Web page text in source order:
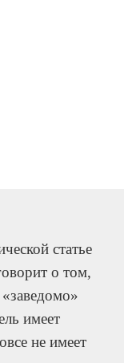
статье
о том,
имеет
не имеет